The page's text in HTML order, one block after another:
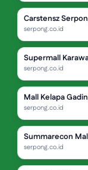
Carstensz
serpong.co.id
Supermall
serpong.co.id
Mall Kelapa
serpong.co.id
Summarecon
serpong.co.id